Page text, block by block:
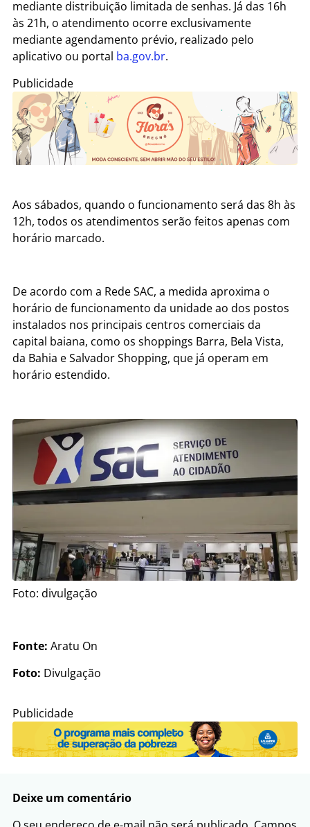
mediante distribuição limitada de senhas. Já das 16h
às 21h, o atendimento ocorre exclusivamente
mediante agendamento prévio, realizado pelo
aplicativo ou portal ba.gov.br.
Publicidade
Aos sábados, quando o funcionamento será das 8h às
12h, todos os atendimentos serão feitos apenas com
horário marcado.
De acordo com a Rede SAC, a medida aproxima o
horário de funcionamento da unidade ao dos postos
instalados nos principais centros comerciais da
capital baiana, como os shoppings Barra, Bela Vista,
da Bahia e Salvador Shopping, que já operam em
horário estendido.
Foto: divulgação
Fonte: Aratu On
Foto: Divulgação
Publicidade
Deixe um comentário